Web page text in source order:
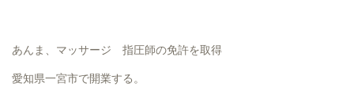
あんま、マッサージ 指圧師の免許を取得
愛知県一宮市で開業する。